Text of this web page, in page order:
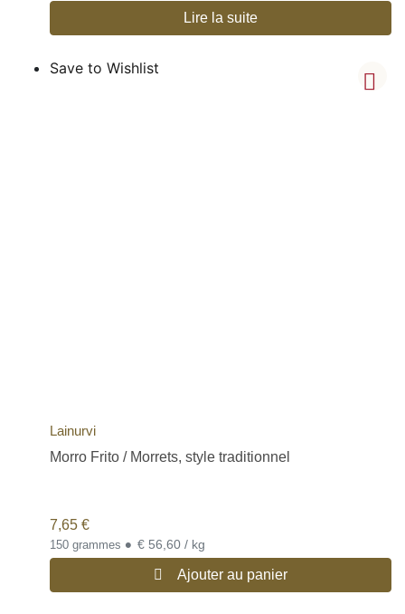
Lire la suite
Save to Wishlist
Lainurvi
Morro Frito / Morrets, style traditionnel
7,65 €
150 grammes • € 56,60 / kg
Ajouter au panier